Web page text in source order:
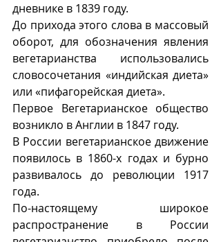
дневнике в 1839 году.
До прихода этого слова в массовый
оборот, для обозначения явления
вегетарианства использовались
словосочетания «индийская диета»
или «пифагорейская диета».
Первое Вегетарианское общество
возникло в Англии в 1847 году.
В России вегетарианское движение
появилось в 1860-х годах и бурно
развивалось до революции 1917
года.
По-настоящему широкое
распространение в России